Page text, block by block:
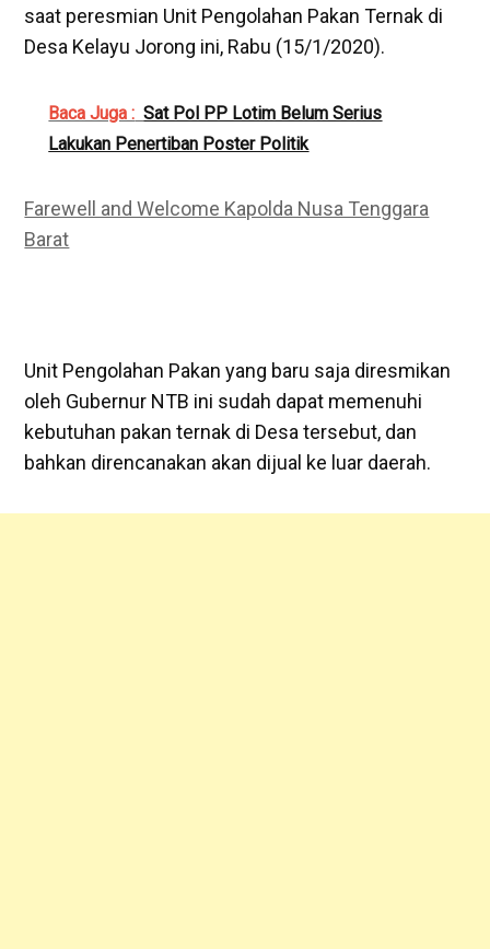
saat peresmian Unit Pengolahan Pakan Ternak di
Desa Kelayu Jorong ini, Rabu (15/1/2020).
Baca Juga : Sat Pol PP Lotim Belum Serius
Lakukan Penertiban Poster Politik
Farewell and Welcome Kapolda Nusa Tenggara
Barat
Unit Pengolahan Pakan yang baru saja diresmikan
oleh Gubernur NTB ini sudah dapat memenuhi
kebutuhan pakan ternak di Desa tersebut, dan
bahkan direncanakan akan dijual ke luar daerah.